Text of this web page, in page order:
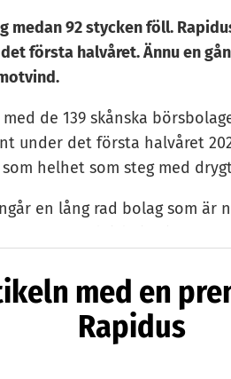
medan 92 stycken föll.
första halvåret. Ännu en
de 139 skånska
under det första halvåret
som helhet som steg med
en lång rad bolag som är
var alltså bättre än snittet.
den här listan prövade vi
Syftet var att rensa bort
med en
Rapidus